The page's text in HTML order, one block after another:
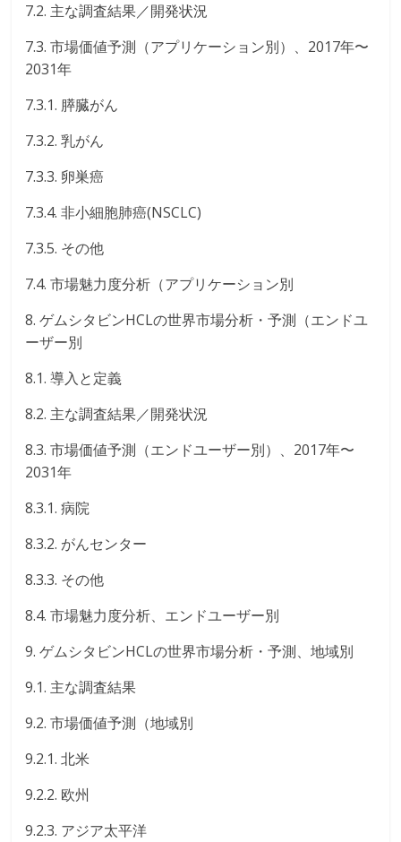
7.2. 主な調査結果／開発状況
7.3. 市場価値予測（アプリケーション別）、2017年〜
2031年
7.3.1. 膵臓がん
7.3.2. 乳がん
7.3.3. 卵巣癌
7.3.4. 非小細胞肺癌(NSCLC)
7.3.5. その他
7.4. 市場魅力度分析（アプリケーション別
8. ゲムシタビンHCLの世界市場分析・予測（エンドユ
ーザー別
8.1. 導入と定義
8.2. 主な調査結果／開発状況
8.3. 市場価値予測（エンドユーザー別）、2017年〜
2031年
8.3.1. 病院
8.3.2. がんセンター
8.3.3. その他
8.4. 市場魅力度分析、エンドユーザー別
9. ゲムシタビンHCLの世界市場分析・予測、地域別
9.1. 主な調査結果
9.2. 市場価値予測（地域別
9.2.1. 北米
9.2.2. 欧州
9.2.3. アジア太平洋